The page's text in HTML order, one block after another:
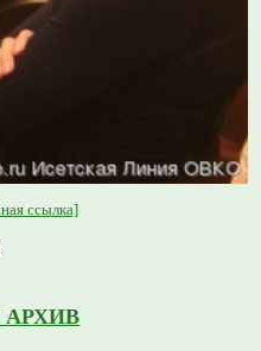
ссылка]
АРХИВ